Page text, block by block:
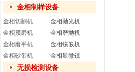
金相制样设备
金相切割机
金相抛光机
金相预磨机
金相磨抛机
金相磨平机
金相镶嵌机
金相砂带机
金相显微镜
无损检测设备